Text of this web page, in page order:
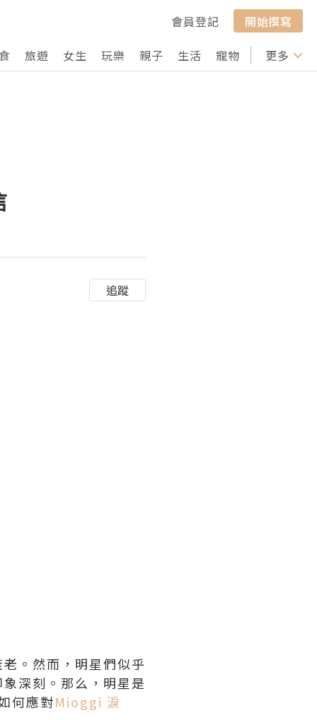
會員登記
開始撰寫
旅遊 女生 玩樂 親子 生活 寵物 行山 打卡
更多
追蹤
。然而，明星們似乎
深刻。那么，明星是
何應對Mioggi 淚